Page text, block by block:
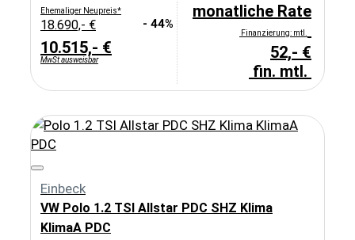
Ehemaliger Neupreis*
18.690,- € - 44%
10.515,- €
MwSt ausweisbar
monatliche Rate
Finanzierung: mtl.
52,- €
fin. mtl.
Einbeck
VW Polo 1.2 TSI Allstar PDC SHZ Klima
KlimaA PDC